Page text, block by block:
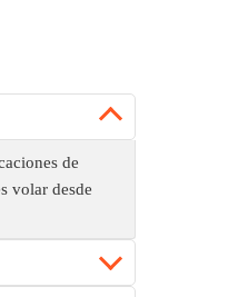
de
volar desde